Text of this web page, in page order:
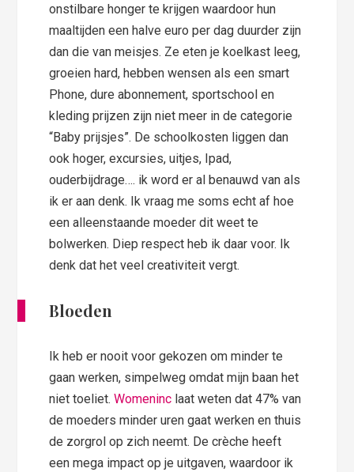
onstilbare honger te krijgen waardoor hun
maaltijden een halve euro per dag duurder zijn
dan die van meisjes. Ze eten je koelkast leeg,
groeien hard, hebben wensen als een smart
Phone, dure abonnement, sportschool en
kleding prijzen zijn niet meer in de categorie
“Baby prijsjes”. De schoolkosten liggen dan
ook hoger, excursies, uitjes, Ipad,
ouderbijdrage…. ik word er al benauwd van als
ik er aan denk. Ik vraag me soms echt af hoe
een alleenstaande moeder dit weet te
bolwerken. Diep respect heb ik daar voor. Ik
denk dat het veel creativiteit vergt.
Bloeden
Ik heb er nooit voor gekozen om minder te
gaan werken, simpelweg omdat mijn baan het
niet toeliet.Womeninc laat weten dat 47% van
de moeders minder uren gaat werken en thuis
de zorgrol op zich neemt. De crèche heeft
een mega impact op je uitgaven, waardoor ik